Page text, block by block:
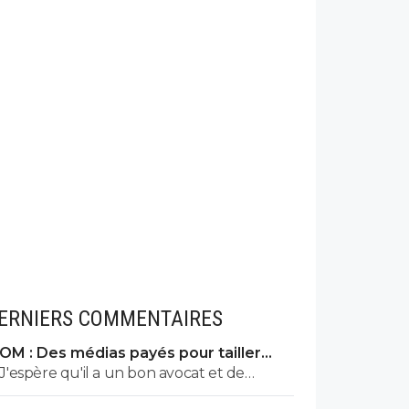
COMMENTAIRES
OM : Des médias payés pour tailler
l’OL, McCourt accusé
J'espère qu'il a un bon avocat et de
bonnes preuves parce qu'il va vite